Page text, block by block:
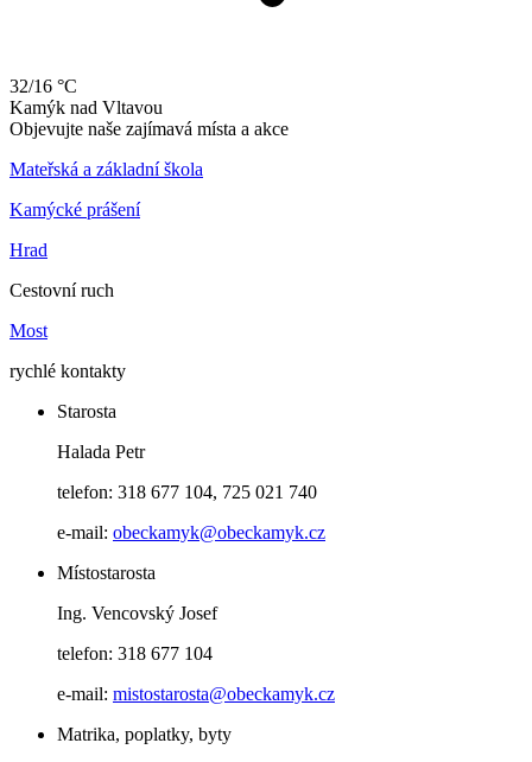
32/16 °C
Kamýk nad Vltavou
Objevujte naše zajímavá místa a akce
Mateřská a základní škola
Kamýcké prášení
Hrad
Cestovní ruch
Most
rychlé kontakty
Starosta
Halada Petr
telefon: 318 677 104, 725 021 740
e-mail: obeckamyk@obeckamyk.cz
Místostarosta
Ing. Vencovský Josef
telefon: 318 677 104
e-mail: mistostarosta@obeckamyk.cz
Matrika, poplatky, byty